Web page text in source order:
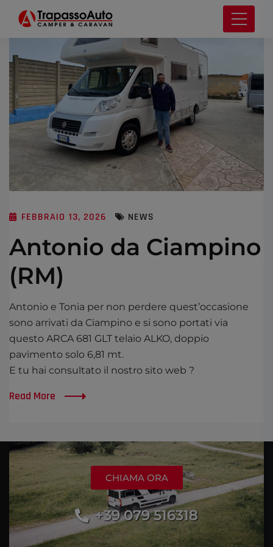
FEBBRAIO 13, 2026 NEWS
Antonio da Ciampino
(RM)
Antonio e Tonia per non perdere quest’occasione
sono arrivati da Ciampino e si sono portati via
questo ARCA 681 GLT telaio ALKO, doppio
pavimento solo 6,81 mt.
E tu hai consultato il nostro sito web ?
Read More
CHIAMA ORA
+39 079 516318